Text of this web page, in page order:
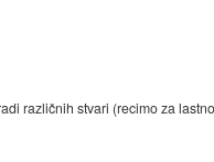
različnih stvari (recimo za